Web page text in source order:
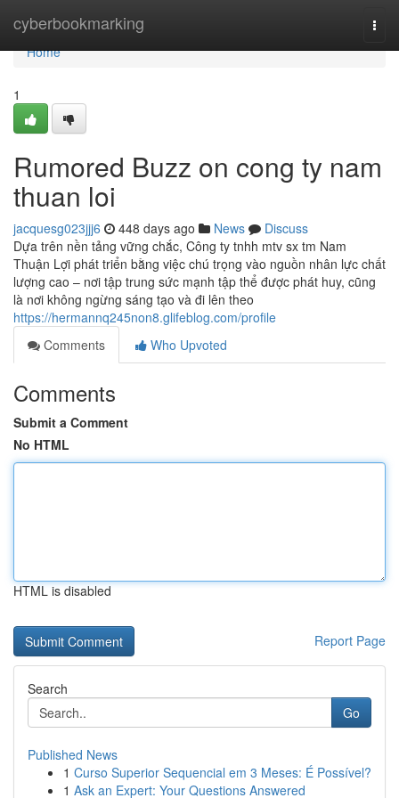
cyberbookmarking
Home
Home
1
Rumored Buzz on cong ty nam
thuan loi
jacquesg023jjj6 448 days ago News
Discuss
Dựa trên nền tảng vững chắc, Công ty tnhh mtv sx tm Nam
Thuận Lợi phát triển bằng việc chú trọng vào nguồn nhân lực chất
lượng cao – nơi tập trung sức mạnh tập thể được phát huy, cũng
là nơi không ngừng sáng tạo và đi lên theo
https://hermannq245non8.glifeblog.com/profile
Comments
Who Upvoted
Comments
Submit a Comment
No HTML
HTML is disabled
Report Page
Search
Go
Published News
1 Curso Superior Sequencial em 3 Meses: É Possível?
1 Ask an Expert: Your Questions Answered